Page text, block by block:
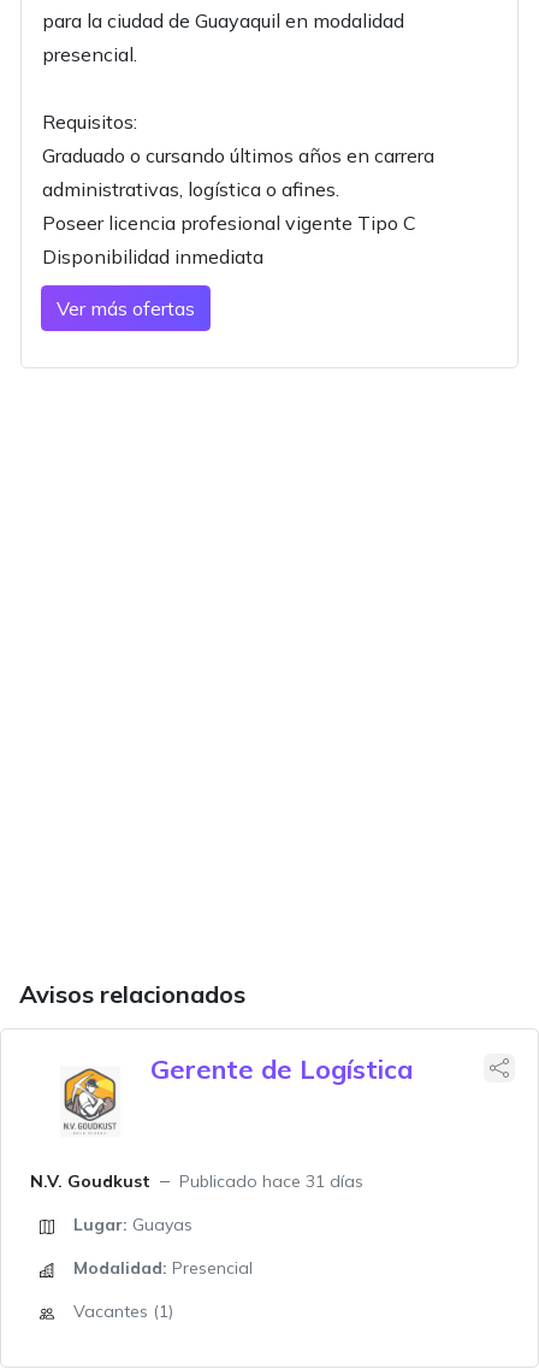
para la ciudad de Guayaquil en modalidad
presencial.
Requisitos:
Graduado o cursando últimos años en carrera
administrativas, logística o afines.
Poseer licencia profesional vigente Tipo C
Disponibilidad inmediata
Ver más ofertas
Avisos relacionados
Gerente de Logística
N.V. Goudkust
Publicado hace 31 días
Lugar: Guayas
Modalidad: Presencial
Vacantes (1)